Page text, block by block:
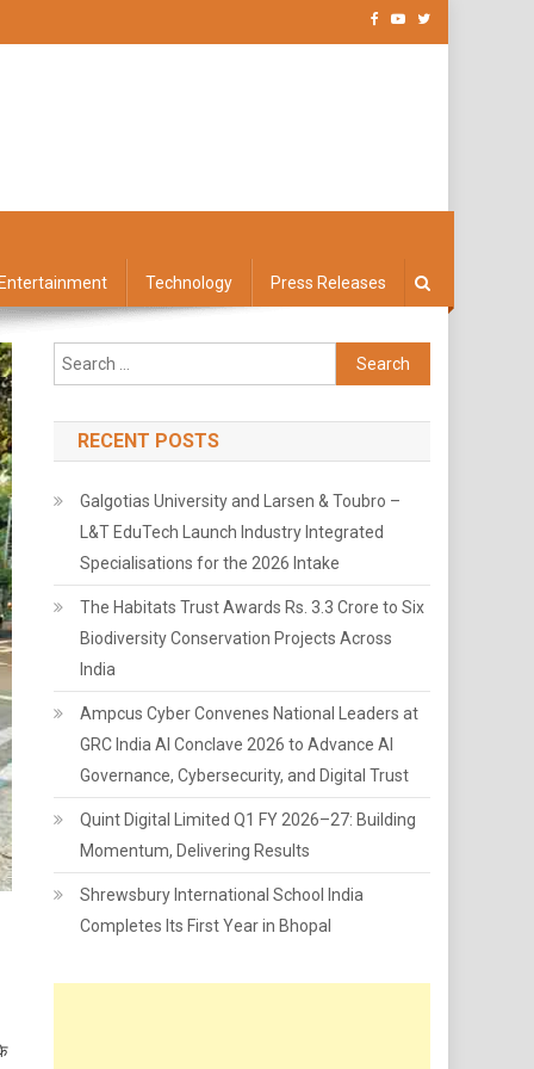
Technology Press Releases
Search
for:
RECENT POSTS
Galgotias University and Larsen & Toubro –
L&T EduTech Launch Industry Integrated
Specialisations for the 2026 Intake
The Habitats Trust Awards Rs. 3.3 Crore to Six
Biodiversity Conservation Projects Across
India
Ampcus Cyber Convenes National Leaders at
GRC India AI Conclave 2026 to Advance AI
Governance, Cybersecurity, and Digital Trust
Quint Digital Limited Q1 FY 2026–27: Building
Momentum, Delivering Results
Shrewsbury International School India
Completes Its First Year in Bhopal